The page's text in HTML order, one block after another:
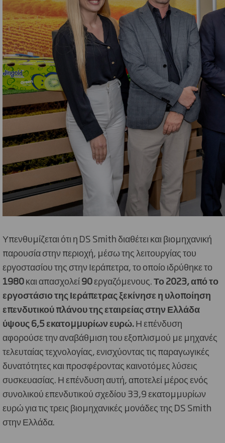
Υπενθυμίζεται ότι η DS Smith διαθέτει και βιομηχανική
παρουσία στην περιοχή, μέσω της λειτουργίας του
εργοστασίου της στην Ιεράπετρα, το οποίο ιδρύθηκε το
1980και απασχολεί90εργαζόμενους.Το 2023, από το
εργοστάσιο της Ιεράπετρας ξεκίνησε η υλοποίηση
επενδυτικού πλάνου της εταιρείας στην Ελλάδα
ύψους 6,5 εκατομμυρίων ευρώ.Η επένδυση
αφορούσε την αναβάθμιση του εξοπλισμού με μηχανές
τελευταίας τεχνολογίας, ενισχύοντας τις παραγωγικές
δυνατότητες και προσφέροντας καινοτόμες λύσεις
συσκευασίας. Η επένδυση αυτή, αποτελεί μέρος ενός
συνολικού επενδυτικού σχεδίου 33,9 εκατομμυρίων
ευρώ για τις τρεις βιομηχανικές μονάδες της DS Smith
στην Ελλάδα.